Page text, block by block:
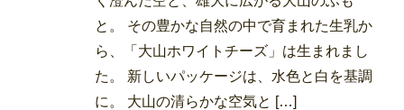
と。 その豊かな自然の中で育まれた生乳か
ら、「大山ホワイトチーズ」は生まれまし
た。 新しいパッケージは、水色と白を基調
に。 大山の清らかな空気と […]